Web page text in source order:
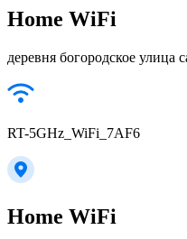
Home WiFi
деревня богородское улица
RT-5GHz_WiFi_7AF6
Home WiFi